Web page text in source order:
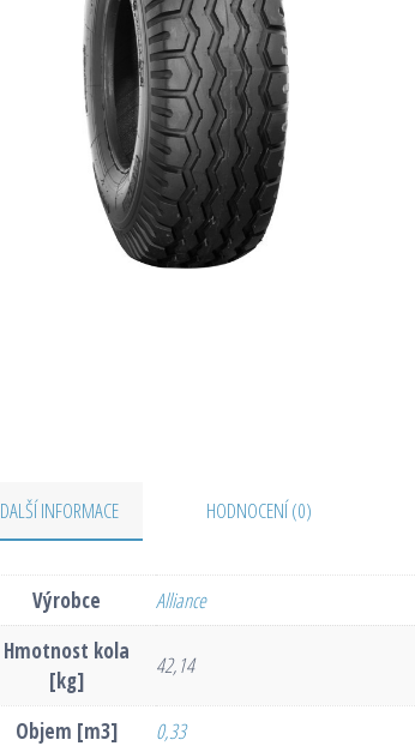
DALŠÍ INFORMACE HODNOCENÍ (0)
Výrobce
Alliance
Hmotnost kola
[kg]
42,14
Objem [m3]
0,33